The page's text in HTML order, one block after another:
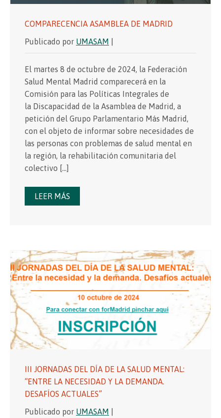
COMPARECENCIA ASAMBLEA DE MADRID
Publicado por UMASAM
El martes 8 de octubre de 2024, la Federación
Salud Mental Madrid comparecerá en la
Comisión para las Políticas Integrales de
la Discapacidad de la Asamblea de Madrid, a
petición del Grupo Parlamentario Más Madrid,
con el objeto de informar sobre necesidades de
las personas con problemas de salud mental en
la región, la rehabilitación comunitaria del
colectivo […]
LEER MÁS
III JORNADAS DEL DÍA DE LA SALUD MENTAL:
“ENTRE LA NECESIDAD Y LA DEMANDA.
DESAFÍOS ACTUALES”
Publicado por UMASAM